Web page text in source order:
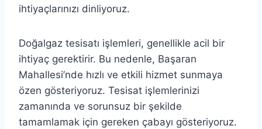
ihtiyaçlarınızı dinliyoruz.
Doğalgaz tesisatı işlemleri, genellikle acil bir
ihtiyaç gerektirir. Bu nedenle, Başaran
Mahallesi’nde hızlı ve etkili hizmet sunmaya
özen gösteriyoruz. Tesisat işlemlerinizi
zamanında ve sorunsuz bir şekilde
tamamlamak için gereken çabayı gösteriyoruz.